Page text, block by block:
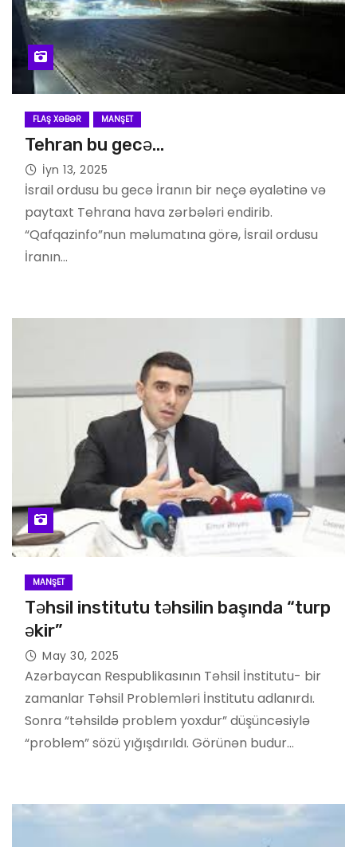
FLAŞ XƏBƏR MANŞET
Tehran bu gecə…
İyn 13, 2025
İsrail ordusu bu gecə İranın bir neçə əyalətinə və
paytaxt Tehrana hava zərbələri endirib.
“Qafqazinfo”nun məlumatına görə, İsrail ordusu
İranın…
MANŞET
Təhsil institutu təhsilin başında “turp
əkir”
May 30, 2025
Azərbaycan Respublikasının Təhsil İnstitutu- bir
zamanlar Təhsil Problemləri İnstitutu adlanırdı.
Sonra “təhsildə problem yoxdur” düşüncəsiylə
“problem” sözü yığışdırıldı. Görünən budur…